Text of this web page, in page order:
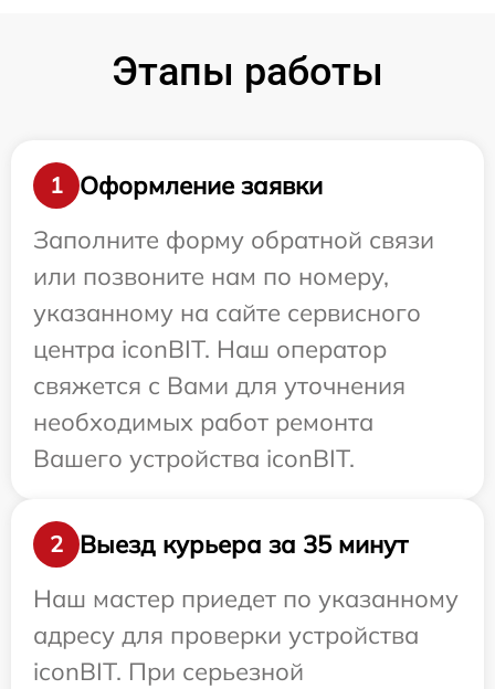
Этапы работы
1
Оформление заявки
Заполните форму обратной связи
или позвоните нам по номеру,
указанному на сайте сервисного
центра iconBIT. Наш оператор
свяжется с Вами для уточнения
необходимых работ ремонта
Вашего устройства iconBIT.
2
Выезд курьера за 35 минут
Наш мастер приедет по указанному
адресу для проверки устройства
iconBIT. При серьезной